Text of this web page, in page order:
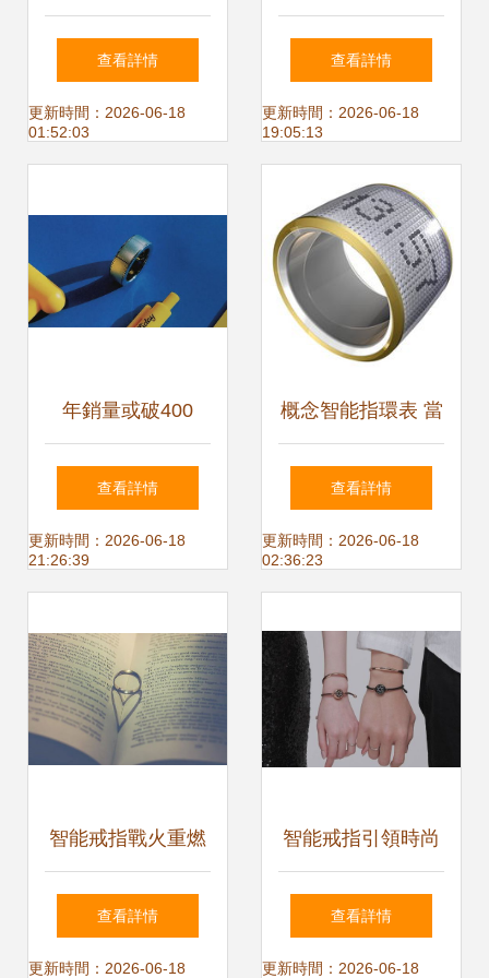
當未來科技與時尚
美學完美邂逅
查看詳情
更新時間：2026-06-18
01:52:03
君”的狂熱吹向指尖
查看詳情
更新時間：2026-06-18
19:05:13
年銷量或破400
萬，智能戒指起風
了 國產廠商為何在
查看詳情
更新時間：2026-06-18
21:26:39
概念智能指環表 當
智能戒指邂逅時間
藝術
查看詳情
更新時間：2026-06-18
02:36:23
智能戒指戰火重燃
三星與蘋果的“指環
王”之爭
查看詳情
更新時間：2026-06-18
智能戒指引領時尚
出海新浪潮 不止服
裝的DTC品牌擴張
查看詳情
更新時間：2026-06-18